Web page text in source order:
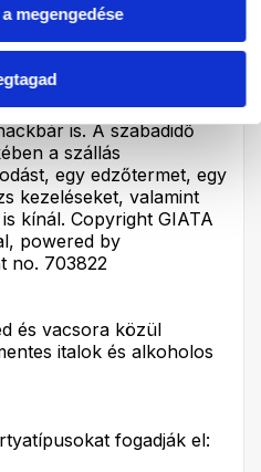
megengedése
Rendelkezésre áll egy
is. Ezen kívül
is. A szabadidő
a szállás
egy edzőtermet, egy
kezeléseket, valamint
kínál. Copyright GIATA
powered by
no. 703822
és vacsora közül
italok és alkoholos
fogadják el: